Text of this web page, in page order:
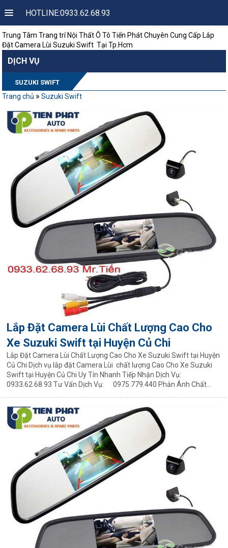
HOTLINE:0933.62.68.93
Trung Tâm Trang trí Nội Thất Ô Tô Tiến Phát Chuyên Cung Cấp Lắp
Đặt Camera Lùi Suzuki Swift Tại Tp.Hcm
DỊCH VỤ
SUZUKI SWIFT
Trang chủ » Suzuki Swift
Lắp Đặt Camera Lùi Chất Lượng Cao Cho
Xe Suzuki Swift tại Huyện Củ Chi
Lắp Đặt Camera Lùi Chất Lượng Cao Cho Xe Suzuki Swift tại Huyện
Củ Chi Dịch vụ lắp đặt Camera Lùi chất lượng Cao Cho Xe Suzuki
Swift tại Huyện Củ Chi Uy Tín Nhanh Tiếp Nhận Dịch Vụ:
0933.62.68.93 Tư Vấn Dịch Vụ: 0975.779.440 Phản Ánh Chất...